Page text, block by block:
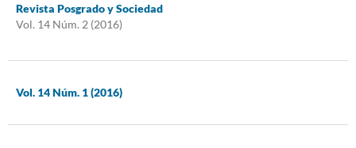
Revista Posgrado y Sociedad
Vol. 14 Núm. 2 (2016)
Vol. 14 Núm. 1 (2016)